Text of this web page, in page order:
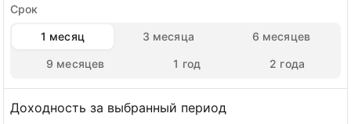
Срок
1 месяц 3 месяца 6 месяцев
9 месяцев 1 год 2 года
Доходность за выбранный период